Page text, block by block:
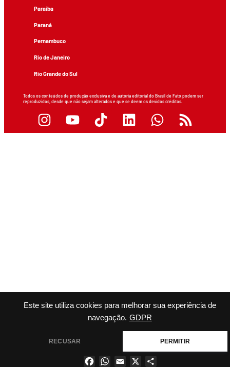
Este site utiliza cookies para melhorar sua experiência de
navegação. GDPR
RECUSAR PERMITIR
Paraíba
Paraná
Pernambuco
Rio de Janeiro
Rio Grande do Sul
Todos os conteúdos de produção exclusiva e de autoria editorial do Brasil de Fato podem ser
reproduzidos, desde que não sejam alterados e que se deem os devidos créditos.
FacebookWhatsApp
Email